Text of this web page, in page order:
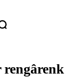
rengârenk